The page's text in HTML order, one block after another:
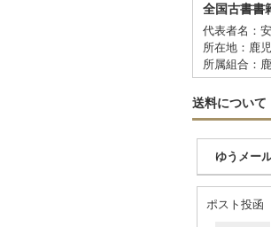
全国古書書
代表者名：
所在地：鹿
所属組合：
送料について
ゆうメー
ポスト投函